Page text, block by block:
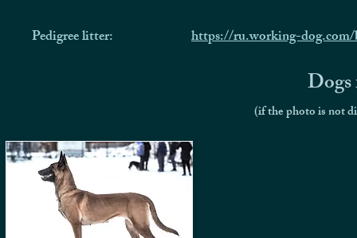
Pedigree litter: https://ru.working-
(if the photo is not